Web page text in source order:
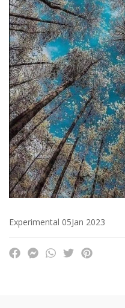
Experimental 05Jan 2023